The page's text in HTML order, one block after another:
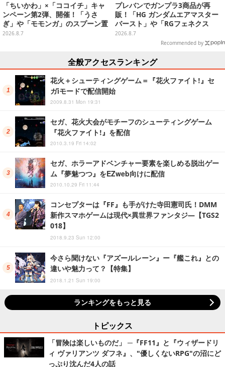
「ちいかわ」×「ココイチ」キャ
ンペーン第2弾、開催！「うさ
ぎ」や「モモンガ」のスプーン置
きをGETしよう
2026.8.7
プレバンでガンプラ3商品が再
販！「HG ガンダムエアマスター
バースト」や「RGフェネクス
（ナラティブVer.）」も
2026.8.7
Recommended by
全般アクセスランキング
花火＋シューティングゲーム＝『花火ファイト!』セ
ガiモードで配信開始
2009.8.31 Mon 19:31
セガ、花火大会がモチーフのシューティングゲーム
『花火ファイト!』を配信
2010.3.19 Fri 14:02
セガ、ホラーアドベンチャー要素を楽しめる脱出ゲー
ム『夢魅つつ』をEZweb向けに配信
2010.10.29 Fri 11:44
コンセプターは『FF』も手がけた寺田憲司氏！DMM
新作スマホゲームは現代×異世界ファンタジ―【TGS2
018】
2018.9.23 Sun 12:00
今さら聞けない『アズールレーン』ー『艦これ』との
違いや魅力って？【特集】
2018.1.21 Sun 19:00
ランキングをもっと見る
トピックス
「冒険は楽しいものだ」 ─『FF11』と『ウィザードリ
ィ ヴァリアンツ ダフネ』、"優しくないRPG"の沼にど
っぷり沈んだ4人の話